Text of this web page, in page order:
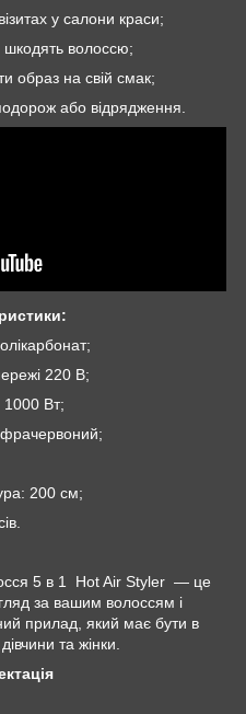
у салони краси;
шкодять волоссю;
образ на свій смак;
або відрядження.
220 В;
1000 Вт;
200 см;
5 в 1 Hot Air Styler — це
за вашим волоссям і
прилад, який має бути в
та жінки.